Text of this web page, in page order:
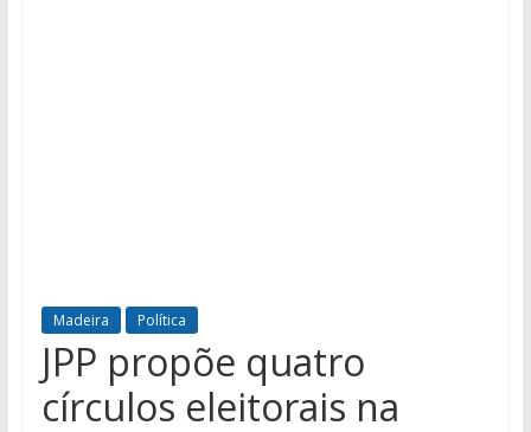
Madeira Política
JPP propõe quatro
círculos eleitorais na